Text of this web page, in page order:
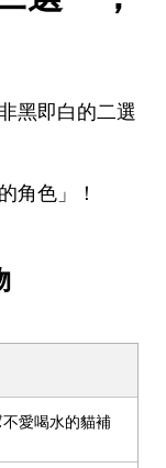
黑即白的二選
角色」！
愛喝水的貓補